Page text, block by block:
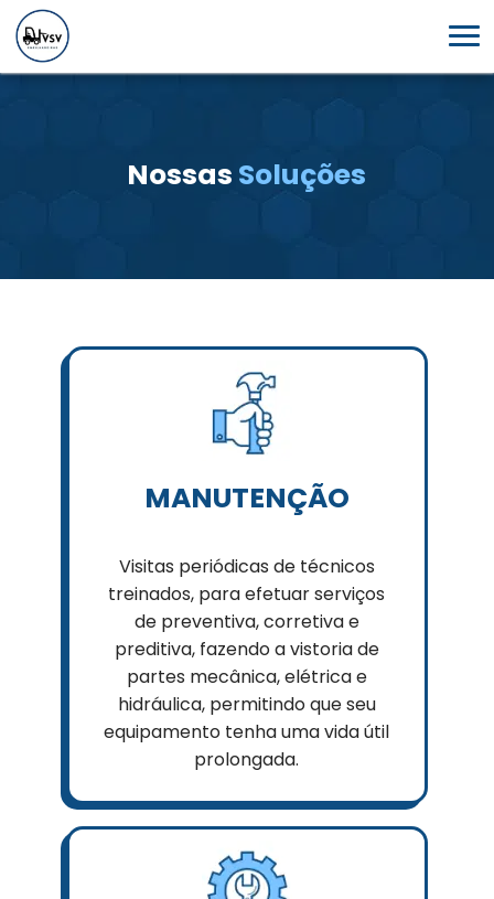
Nossas Soluções
MANUTENÇÃO
Visitas periódicas de técnicos
treinados, para efetuar serviços
de preventiva, corretiva e
preditiva, fazendo a vistoria de
partes mecânica, elétrica e
hidráulica, permitindo que seu
equipamento tenha uma vida útil
prolongada.